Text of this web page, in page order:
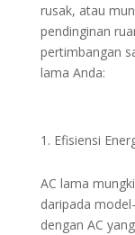
rusak, atau
pendinginan
pertimbangan
lama Anda:
Efisiensi
AC lama
daripada
dengan AC